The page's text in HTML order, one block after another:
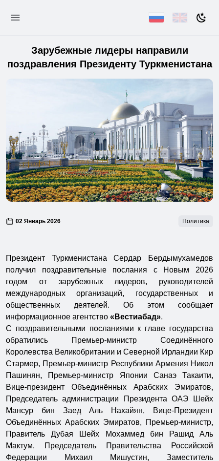
Зарубежные лидеры направили
поздравления Президенту Туркменистана
02 Январь 2026 Политика
Президент Туркменистана Сердар Бердымухамедов
получил поздравительные послания с Новым 2026
годом от зарубежных лидеров, руководителей
международных организаций, государственных и
общественных деятелей. Об этом сообщает
информационное агентство «Вестиабад».
С поздравительными посланиями к главе государства
обратились Премьер-министр Соединённого
Королевства Великобритании и Северной Ирландии Кир
Стармер, Премьер-министр Республики Армения Никол
Пашинян, Премьер-министр Японии Санаэ Такаити,
Вице-президент Объединённых Арабских Эмиратов,
Председатель администрации Президента ОАЭ Шейх
Мансур бин Заед Аль Нахайян, Вице-Президент
Объединённых Арабских Эмиратов, Премьер-министр,
Правитель Дубая Шейх Мохаммед бин Рашид Аль
Мактум, Председатель Правительства Российской
Федерации Михаил Мишустин, Заместитель